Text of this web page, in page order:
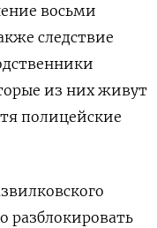
восьми
следствие
из них живут
полицейские
разблокировать